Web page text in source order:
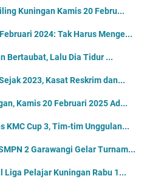
Kuningan Kamis 20 Febru...
2024: Tak Harus Menge...
Bertaubat, Lalu Dia Tidur ...
2023, Kasat Reskrim dan...
Kamis 20 Februari 2025 Ad...
KMC Cup 3, Tim-tim Unggulan...
2 Garawangi Gelar Turnam...
Liga Pelajar Kuningan Rabu 1...